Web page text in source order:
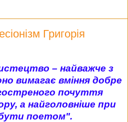
Григорія
– найважче з
вимагає вміння добре
почуття
а найголовніше при
поетом".